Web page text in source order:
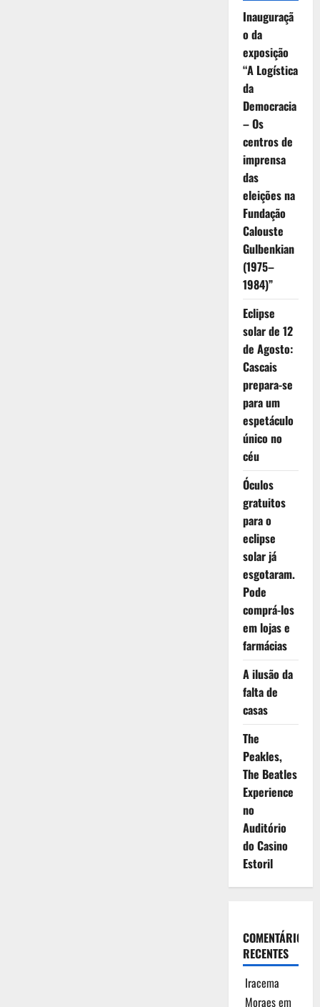
Inauguraçã
o da
exposição
“A Logística
da
Democracia
– Os
centros de
imprensa
das
eleições na
Fundação
Calouste
Gulbenkian
(1975–
1984)”
Eclipse
solar de 12
de Agosto:
Cascais
prepara-se
para um
espetáculo
único no
céu
Óculos
gratuitos
para o
eclipse
solar já
esgotaram.
Pode
comprá-los
em lojas e
farmácias
A ilusão da
falta de
casas
The
Peakles,
The Beatles
Experience
no
Auditório
do Casino
Estoril
COMENTÁRIOS
RECENTES
Iracema
Moraesem